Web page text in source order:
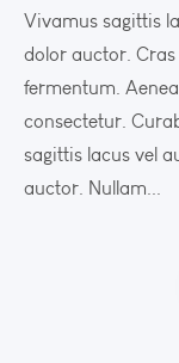
Vivamus sagittis
dolor auctor.
fermentum.
consectetur.
sagittis lacus vel
auctor. Nullam...